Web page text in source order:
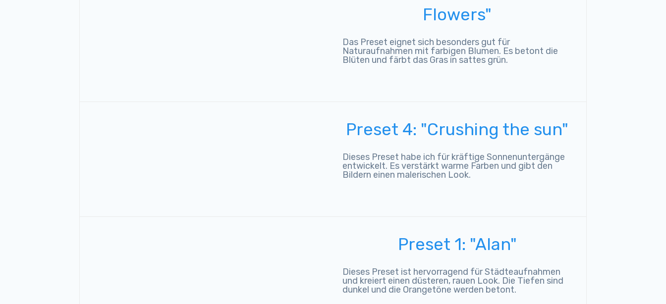
Flowers"
Das Preset eignet sich besonders gut für
Naturaufnahmen mit farbigen Blumen. Es betont die
Blüten und färbt das Gras in sattes grün.
Preset 4: "Crushing the sun"
Dieses Preset habe ich für kräftige Sonnenuntergänge
entwickelt. Es verstärkt warme Farben und gibt den
Bildern einen malerischen Look.
Preset 1: "Alan"
Dieses Preset ist hervorragend für Städteaufnahmen
und kreiert einen düsteren, rauen Look. Die Tiefen sind
dunkel und die Orangetöne werden betont.